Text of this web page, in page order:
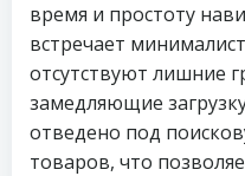
время и простоту
встречает
отсутствуют лишние
замедляющие
отведено под
товаров, что